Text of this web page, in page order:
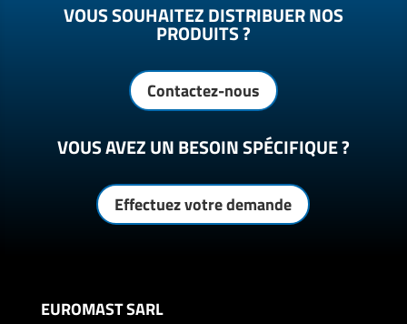
VOUS SOUHAITEZ DISTRIBUER NOS
PRODUITS ?
Contactez-nous
VOUS AVEZ UN BESOIN SPÉCIFIQUE ?
Effectuez votre demande
EUROMAST SARL